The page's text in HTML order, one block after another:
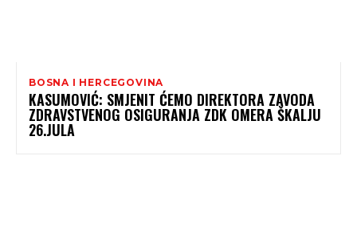
BOSNA I HERCEGOVINA
KASUMOVIĆ: SMJENIT ĆEMO DIREKTORA ZAVODA
ZDRAVSTVENOG OSIGURANJA ZDK OMERA ŠKALJU
26.JULA